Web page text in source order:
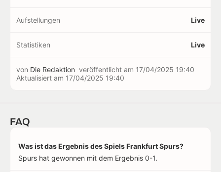
Aufstellungen Live
Statistiken Live
von Die Redaktion veröffentlicht am 17/04/2025 19:40
Aktualisiert am 17/04/2025 19:40
FAQ
Was ist das Ergebnis des Spiels Frankfurt Spurs?
Spurs hat gewonnen mit dem Ergebnis 0-1.